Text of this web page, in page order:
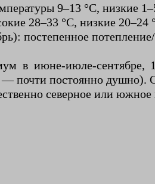
9–13 °C, низкие
28–33 °C, низкие
постепенное
в июне-июле-
почти постоянно
северное или